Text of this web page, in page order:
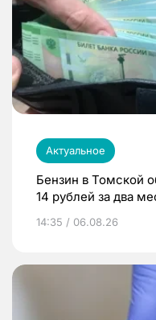
Актуальное
Бензин в Томской
14 рублей за два
14:35 / 06.08.26